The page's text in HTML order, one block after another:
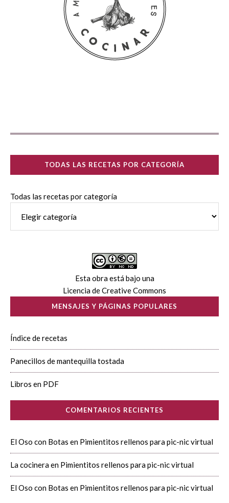
TODAS LAS RECETAS POR CATEGORÍA
Todas las recetas por categoría
Esta obra está bajo una
Licencia de Creative Commons
MENSAJES Y PÁGINAS POPULARES
Índice de recetas
Panecillos de mantequilla tostada
Libros en PDF
COMENTARIOS RECIENTES
El Oso con Botas en Pimientitos rellenos para pic-nic virtual
La cocineraen Pimientitos rellenos para pic-nic virtual
El Oso con Botas en Pimientitos rellenos para pic-nic virtual